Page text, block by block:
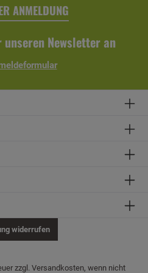
Daten:- Material:
- optional farblich
Pfosten: 12 x 12 cm inkl.
aus einer Lage lose
Montagematerial und
ANMELDUNG
Newsletter an
widerrufen
zzgl. Versandkosten, wenn nicht